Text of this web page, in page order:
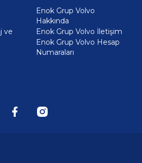
ve
Enok Grup Volvo
Hakkında
Enok Grup Volvo İletişim
Enok Grup Volvo Hesap
Numaraları